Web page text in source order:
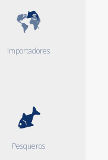
Importadores
Pesqueros